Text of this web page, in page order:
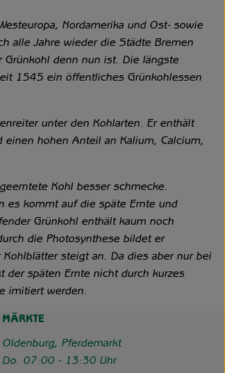
Nordamerika und Ost- sowie
alle Jahre wieder die Städte Bremen
Grünkohl denn nun ist. Die längste
1545 ein öffentliches Grünkohlessen
unter den Kohlarten. Er enthält
hohen Anteil an Kalium, Calcium,
Kohl besser schmecke.
es kommt auf die späte Ernte und
Grünkohl enthält kaum noch
die Photosynthese bildet er
steigt an. Da dies aber nur bei
der späten Ernte nicht durch kurzes
imitiert werden.
MÄRKTE
Oldenburg, Pferdemarkt
Do. 07:00 - 13:30 Uhr